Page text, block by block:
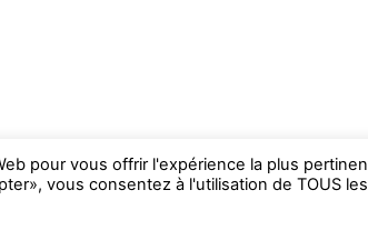
pour vous offrir l'expérience la plus
vous consentez à l'utilisation de TOUS